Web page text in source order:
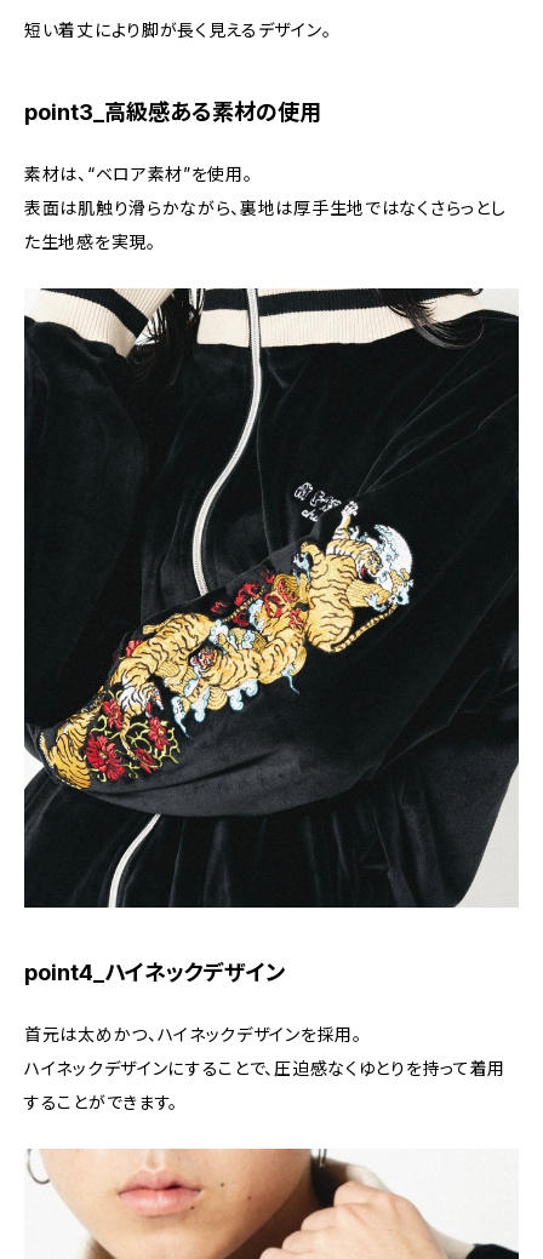
短い着丈により脚が長く見えるデザイン。
point3_高級感ある素材の使用
素材は、“ベロア素材”を使用。
表面は肌触り滑らかながら、裏地は厚手生地ではなくさらっとし
た生地感を実現。
point4_ハイネックデザイン
首元は太めかつ、ハイネックデザインを採用。
ハイネックデザインにすることで、圧迫感なくゆとりを持って着用
することができます。